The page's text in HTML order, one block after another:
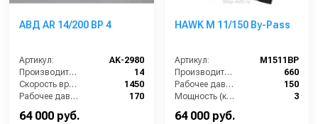
АВД AR 14/200 BP 4
Артикул:
AK-2980
Производительность (л/мин):
14
Скорость вращения (об/мин):
1450
Рабочее давление (бар):
170
Мощность (кВт):
64 000 руб.
HAWK M 11/150 By-Pass
Артикул:
M1511BP
Производительность (л/ч):
660
Рабочее давление (бар):
150
Мощность (кВт):
3
Электропитание (В):
64 000 руб.